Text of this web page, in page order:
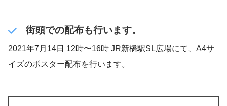
街頭での配布も行います。
2021年7月14日 12時〜16時 JR新橋駅SL広場にて、A4サ
イズのポスター配布を行います。